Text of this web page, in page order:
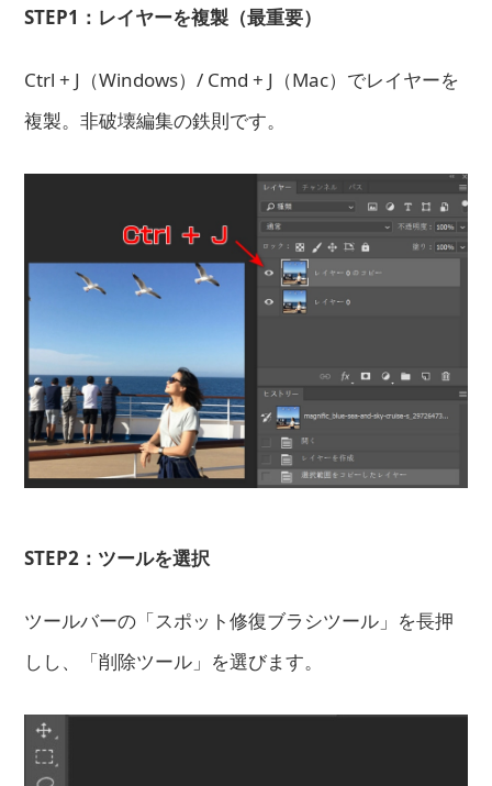
STEP1：レイヤーを複製（最重要）
Ctrl + J（Windows）/ Cmd + J（Mac）でレイヤーを
複製。非破壊編集の鉄則です。
STEP2：ツールを選択
ツールバーの「スポット修復ブラシツール」を長押
しし、「削除ツール」を選びます。